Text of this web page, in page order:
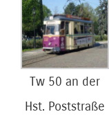
Tw 50 an der
Hst. Poststraße